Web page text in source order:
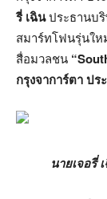
รี่ เฉินประธานบริ
สมาร์ทโฟนรุ่นให
สื่อมวลชน
กรุงจาการ์ตา ปร
นายเจอรี่